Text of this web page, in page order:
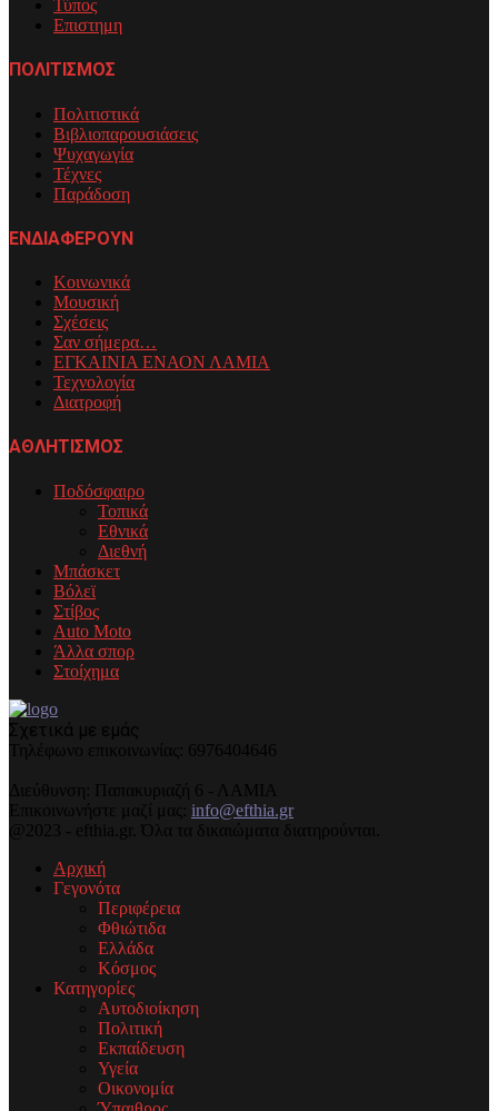
Τύπος
Επιστημη
ΠΟΛΙΤΙΣΜΟΣ
Πολιτιστικά
Βιβλιοπαρουσιάσεις
Ψυχαγωγία
Τέχνες
Παράδοση
ΕΝΔΙΑΦΕΡΟΥΝ
Κοινωνικά
Μουσική
Σχέσεις
Σαν σήμερα…
ΕΓΚΑΙΝΙΑ ΕΝΑΟΝ ΛΑΜΙΑ
Τεχνολογία
Διατροφή
ΑΘΛΗΤΙΣΜΟΣ
Ποδόσφαιρο
Τοπικά
Εθνικά
Διεθνή
Μπάσκετ
Βόλεϊ
Στίβος
Auto Moto
Άλλα σπορ
Στοίχημα
Σχετικά με εμάς
Τηλέφωνo επικοινωνίας: 6976404646
Διεύθυνση: Παπακυριαζή 6 - ΛΑΜΙΑ
Επικοινωνήστε μαζί μας: info@efthia.gr
@2023 - efthia.gr. Όλα τα δικαιώματα διατηρούνται.
Αρχική
Γεγονότα
Περιφέρεια
Φθιώτιδα
Ελλάδα
Κόσμος
Κατηγορίες
Αυτοδιοίκηση
Πολιτική
Εκπαίδευση
Υγεία
Οικονομία